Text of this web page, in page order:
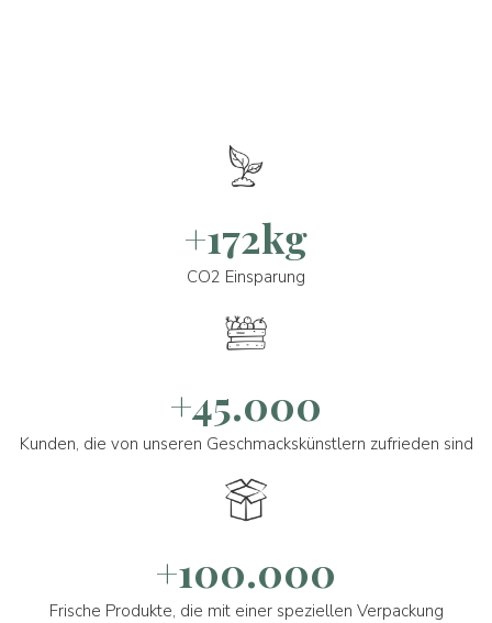
+172kg
CO2 Einsparung
+45.000
Kunden, die von unseren Geschmackskünstlern zufrieden sind
+100.000
Frische Produkte, die mit einer speziellen Verpackung